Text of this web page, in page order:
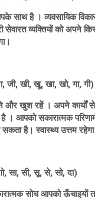
है । व्यवसायिक विकास
सेवारत व्यक्तियों को अपने
जी, खी, खू, खा, खो, गा, गी)
खुश रहें । अपने कार्यों से
। आपको सकारात्मक परिणाम
सकता है। स्वास्थ्य उत्तम
सा, सी, सू, से, सो, दा)
सोच आपको ऊँचाइयों